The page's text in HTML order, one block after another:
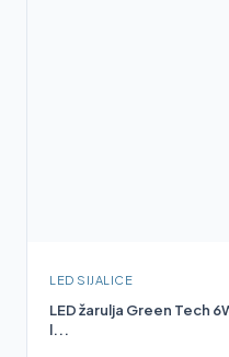
LED SIJALICE
LED žarulja Green Tech
l...